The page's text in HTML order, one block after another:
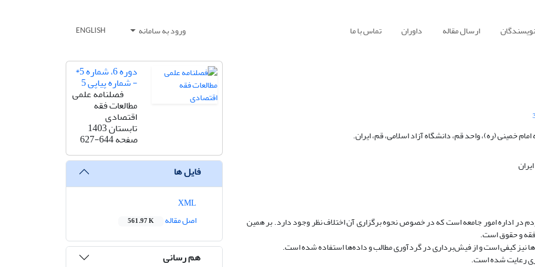
ارسال مقاله داوران تماس با ما ورود به سامانه ENGLISH
خمینی (ره)، واحد قم، دانشگاه آزاد اسلامی، قم، ایران.
در اداره امور جامعه است که در خصوص نحوه برگزاری آن اختلاف نظر وجود دارد. بر همین
و حقوق است.
نیز کیفی است و از فیش‌برداری در گردآوری مطالب و داده‌ها استفاده‌ شده است.
رعایت شده است.
دوره 6، شماره 5*
- شماره پیاپی 5
فصلنامه علمی
مطالعات فقه
اقتصادی
تابستان 1403
صفحه627-644
فایل ها
اصل مقاله
561.97 K
هم رسانی